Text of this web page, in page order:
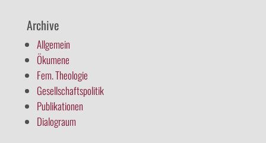
Archive
Allgemein
Ökumene
Fem. Theologie
Gesellschaftspolitik
Publikationen
Dialograum